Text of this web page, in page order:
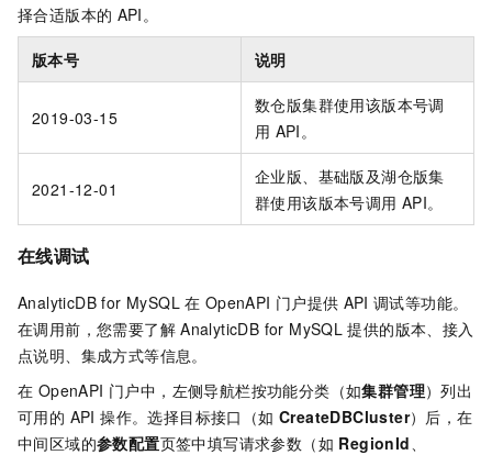
择合适版本的 API。
版本号 说明
2019-03-15
数仓版集群使用该版本号调
用 API。
2021-12-01
企业版、基础版及湖仓版集
群使用该版本号调用 API。
在线调试
AnalyticDB for MySQL 在 OpenAPI 门户提供 API 调试等功能。
在调用前，您需要了解 AnalyticDB for MySQL 提供的版本、接入
点说明、集成方式等信息。
在 OpenAPI 门户中，左侧导航栏按功能分类（如集群管理）列出
可用的 API 操作。选择目标接口（如 CreateDBCluster）后，在
中间区域的参数配置页签中填写请求参数（如 RegionId